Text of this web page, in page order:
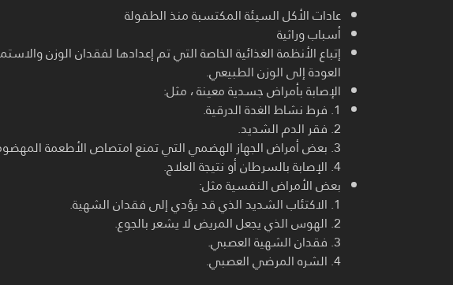
عادات الأكل السيئة المكتسبة منذ الطفولة
أسباب وراثية
إتباع الأنظمة الغذائية الخاصة التي تم إعدادها لفقدان الوزن
العودة إلى الوزن الطبيعي.
الإصابة بأمراض جسدية معينة ، مثل:
1. فرط نشاط الغدة الدرقية.
2. فقر الدم الشديد.
3. بعض أمراض الجهاز الهضمي التي تمنع امتصاص الأطعمة المهضومة.
4. الإصابة بالسرطان أو نتيجة العلاج.
بعض الأمراض النفسية مثل:
1. الاكتئاب الشديد الذي قد يؤدي إلى فقدان الشهية.
2. الهوس الذي يجعل المريض لا يشعر بالجوع.
3. فقدان الشهية العصبي.
4. الشره المرضي العصبي.